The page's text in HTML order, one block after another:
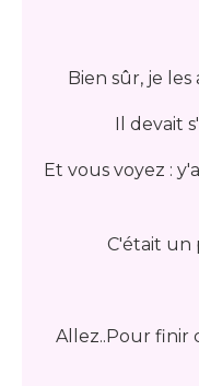
Bien sûr, je
Il devait
Et vous voyez :
C'était un
Allez..Pour finir